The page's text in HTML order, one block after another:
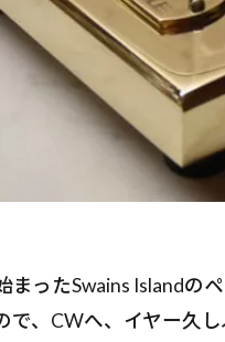
まったSwains Islandの
で、CWへ、イヤー久